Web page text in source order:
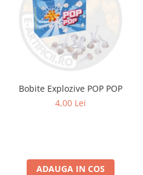
Bobite Explozive POP POP
4,00 Lei
ADAUGA IN COS